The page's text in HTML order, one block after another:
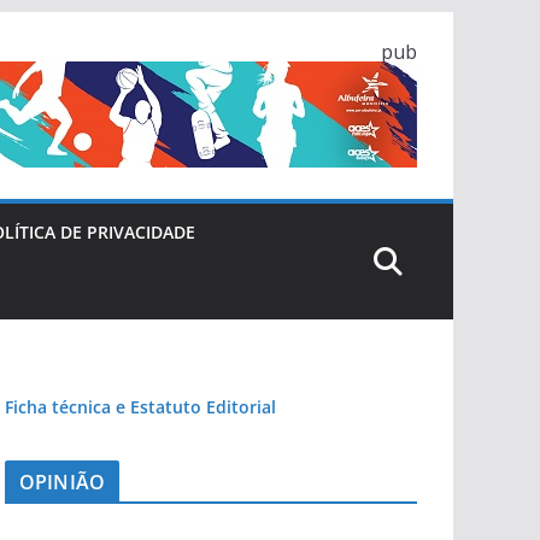
pub
DE PRIVACIDADE
Ficha técnica e Estatuto Editorial
OPINIÃO